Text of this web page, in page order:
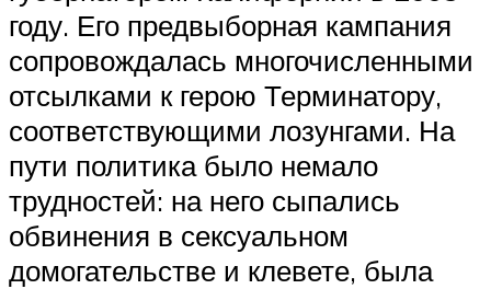
году. Его предвыборная кампания
сопровождалась многочисленными
отсылками к герою Терминатору,
соответствующими лозунгами. На
пути политика было немало
трудностей: на него сыпались
обвинения в сексуальном
домогательстве и клевете, была